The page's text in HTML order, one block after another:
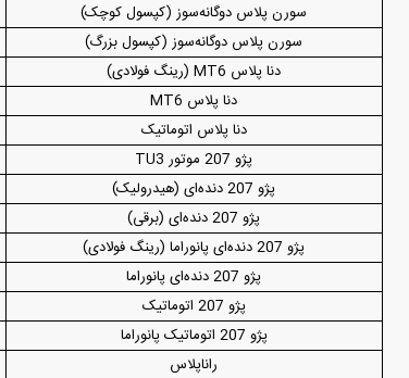
سورن پلاس دوگانه‌سوز (کپسول کوچک)
سورن پلاس دوگانه‌سوز (کپسول بزرگ)
دنا پلاس MT6 (رینگ فولادی)
دنا پلاس MT6
دنا پلاس اتوماتیک
پژو 207 موتور TU3
پژو 207 دنده‌ای (هیدرولیک)
پژو 207 دنده‌ای (برقی)
پژو 207 دنده‌ای پانوراما (رینگ فولادی)
پژو 207 دنده‌ای پانوراما
پژو 207 اتوماتیک
پژو 207 اتوماتیک پانوراما
راناپلاس
قیمت خودرو وارد فاز جدید شد/ اولین
واکنش بازار به تحولات سیاسی + جدول
هجوم خودروسازان چینی
کارخانه‌های بحران‌زده نجات
پهپاد رهگیر یا موشک پدافند؛ قدرت تهدید
کدامیک بیشتر است؟